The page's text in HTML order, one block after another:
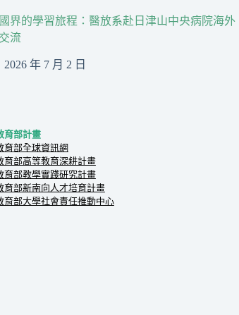
界的學習旅程：醫放系赴日津山中央病院海外
流
2026 年 7 月 2 日
育部計畫
育部全球資訊網
育部高等教育深耕計畫
育部教學實踐研究計畫
育部新南向人才培育計畫
育部大學社會責任推動中心